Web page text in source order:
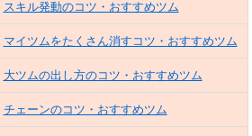
スキル発動のコツ・おすすめツム
マイツムをたくさん消すコツ・おすすめツム
大ツムの出し方のコツ・おすすめツム
チェーンのコツ・おすすめツム